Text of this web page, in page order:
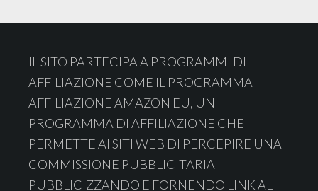
IL SITO PARTECIPA A PROGRAMMI DI
AFFILIAZIONE COME IL PROGRAMMA
AFFILIAZIONE AMAZON EU, UN
PROGRAMMA DI AFFILIAZIONE CHE
PERMETTE AI SITI WEB DI PERCEPIRE UNA
COMMISSIONE PUBBLICITARIA
PUBBLICIZZANDO E FORNENDO LINK AL